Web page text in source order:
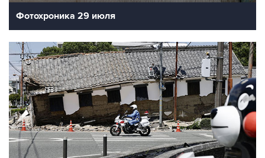
Фотохроника 29 июля